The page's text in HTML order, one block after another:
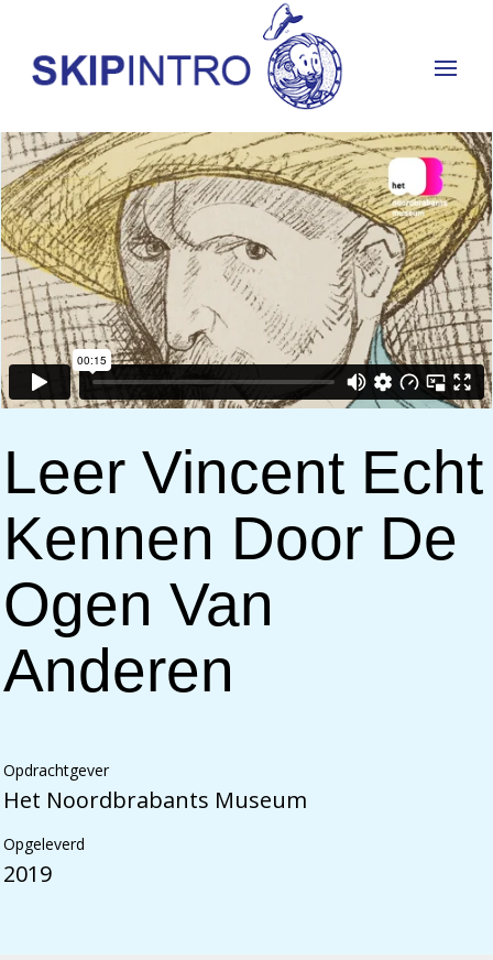
Leer Vincent Echt
Kennen Door De
Ogen Van
Anderen
Opdrachtgever
Het Noordbrabants Museum
Opgeleverd
2019